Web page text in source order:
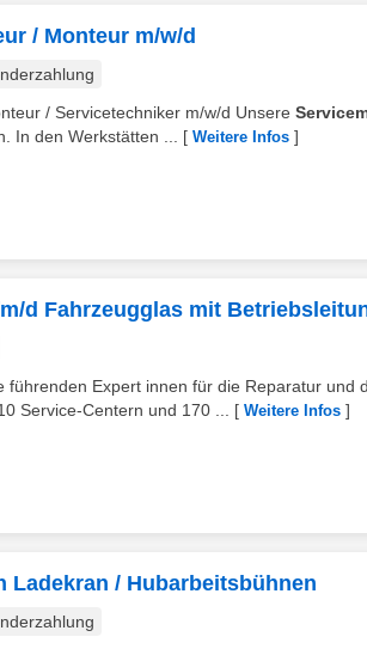
/ Monteur m/w/d
/ Servicetechniker m/w/d Unsere
In den Werkstätten ...
[ Weitere Infos ]
d Fahrzeugglas mit
Expert innen für die Reparatur und
Service-Centern und 170 ...
[ Weitere Infos ]
Ladekran / Hubarbeitsbühnen